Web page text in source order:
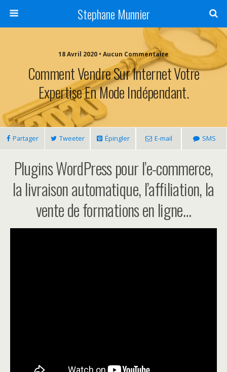
Stephane Munnier
18 Avril 2020 • Aucun Commentaire
Comment Vendre Sur Internet Votre
Expertise En Mode Indépendant.
Partager Tweeter Épingler E-mail SMS
Plugins WordPress pour l’e-commerce,
la livraison automatique, l’affiliation, la
vente de formations en ligne…